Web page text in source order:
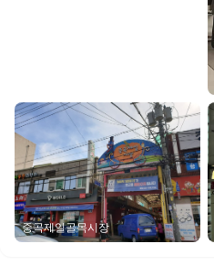
중곡제일골목시장